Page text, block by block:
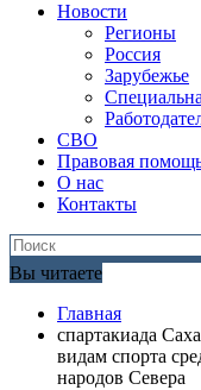
Новости
Регионы
Россия
Зарубежье
СВО
Правовая
О нас
Контакты
Вы читаете
Главная
спартакиада
видам спорта
народов Севера